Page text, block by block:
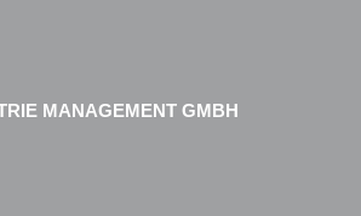
MANAGEMENT GMBH